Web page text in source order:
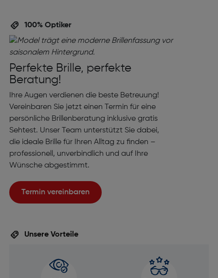
100% Optiker
Perfekte Brille, perfekte
Beratung!
Ihre Augen verdienen die beste Betreuung!
Vereinbaren Sie jetzt einen Termin für eine
persönliche Brillenberatung inklusive gratis
Sehtest. Unser Team unterstützt Sie dabei,
die ideale Brille für Ihren Alltag zu finden –
professionell, unverbindlich und auf Ihre
Wünsche abgestimmt.
Termin vereinbaren
Unsere Vorteile